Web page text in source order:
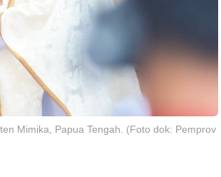
Mimika, Papua Tengah. (Foto dok: Pemprov